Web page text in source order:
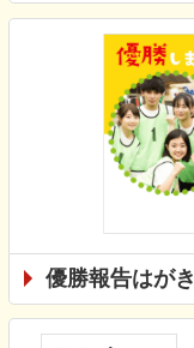
優勝報告はがき